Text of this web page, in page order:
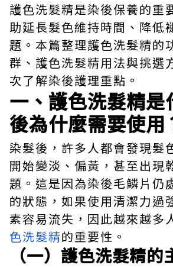
護色洗髮精是染後保養的重
助延長髮色維持時間、降低
題。本篇整理護色洗髮精的
群、護色洗髮精用法與挑選
次了解染後護理重點。
一、護色洗髮精是
後為什麼需要使用
染髮後，許多人都會發現髮
開始變淡、偏黃，甚至出現
題。這是因為染後毛鱗片仍
的狀態，如果使用清潔力過
素容易流失，因此越來越多
色洗髮精的重要性。
（一）護色洗髮精的